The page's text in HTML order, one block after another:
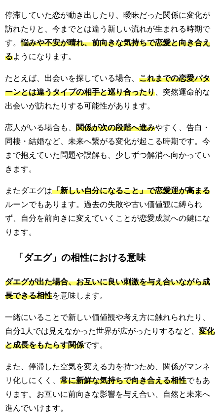
停滞していた恋が動き出したり、曖昧だった関係に変化が
訪れたりと、今までとは違う新しい流れが生まれる時期で
す。悩みや不安が晴れ、前向きな気持ちで恋愛と向き合え
る ようになります。
たとえば、出会いを探している場合、 これまでの恋愛パタ
ーンとは違うタイプの相手と巡り合ったり 、突然運命的な
出会いが訪れたりする可能性があります。
恋人がいる場合も、 関係が次の段階へ進みやすく、告白・
同棲・結婚など、未来へ繋がる変化が起こる時期です。今
まで抱えていた問題や誤解も、少しずつ解消へ向かってい
きます。
またダエグは「新しい自分になること」で恋愛運が高まる
ルーンでもあります。過去の失敗や古い価値観に縛られ
ず、自分を前向きに変えていくことが恋愛成就への鍵にな
ります。
「ダエグ」の相性における意味
ダエグが出た場合、お互いに良い刺激を与え合いながら成
長できる相性を意味します。
一緒にいることで新しい価値観や考え方に触れられたり、
自分1人では見えなかった世界が広がったりするなど、 変化
と成長をもたらす関係です。
また、停滞した空気を変える力を持つため、関係がマンネ
リ化しにくく、 常に新鮮な気持ちで向き合える相性でもあ
ります。お互いに前向きな影響を与え合い、自然と未来へ
進んでいけます。